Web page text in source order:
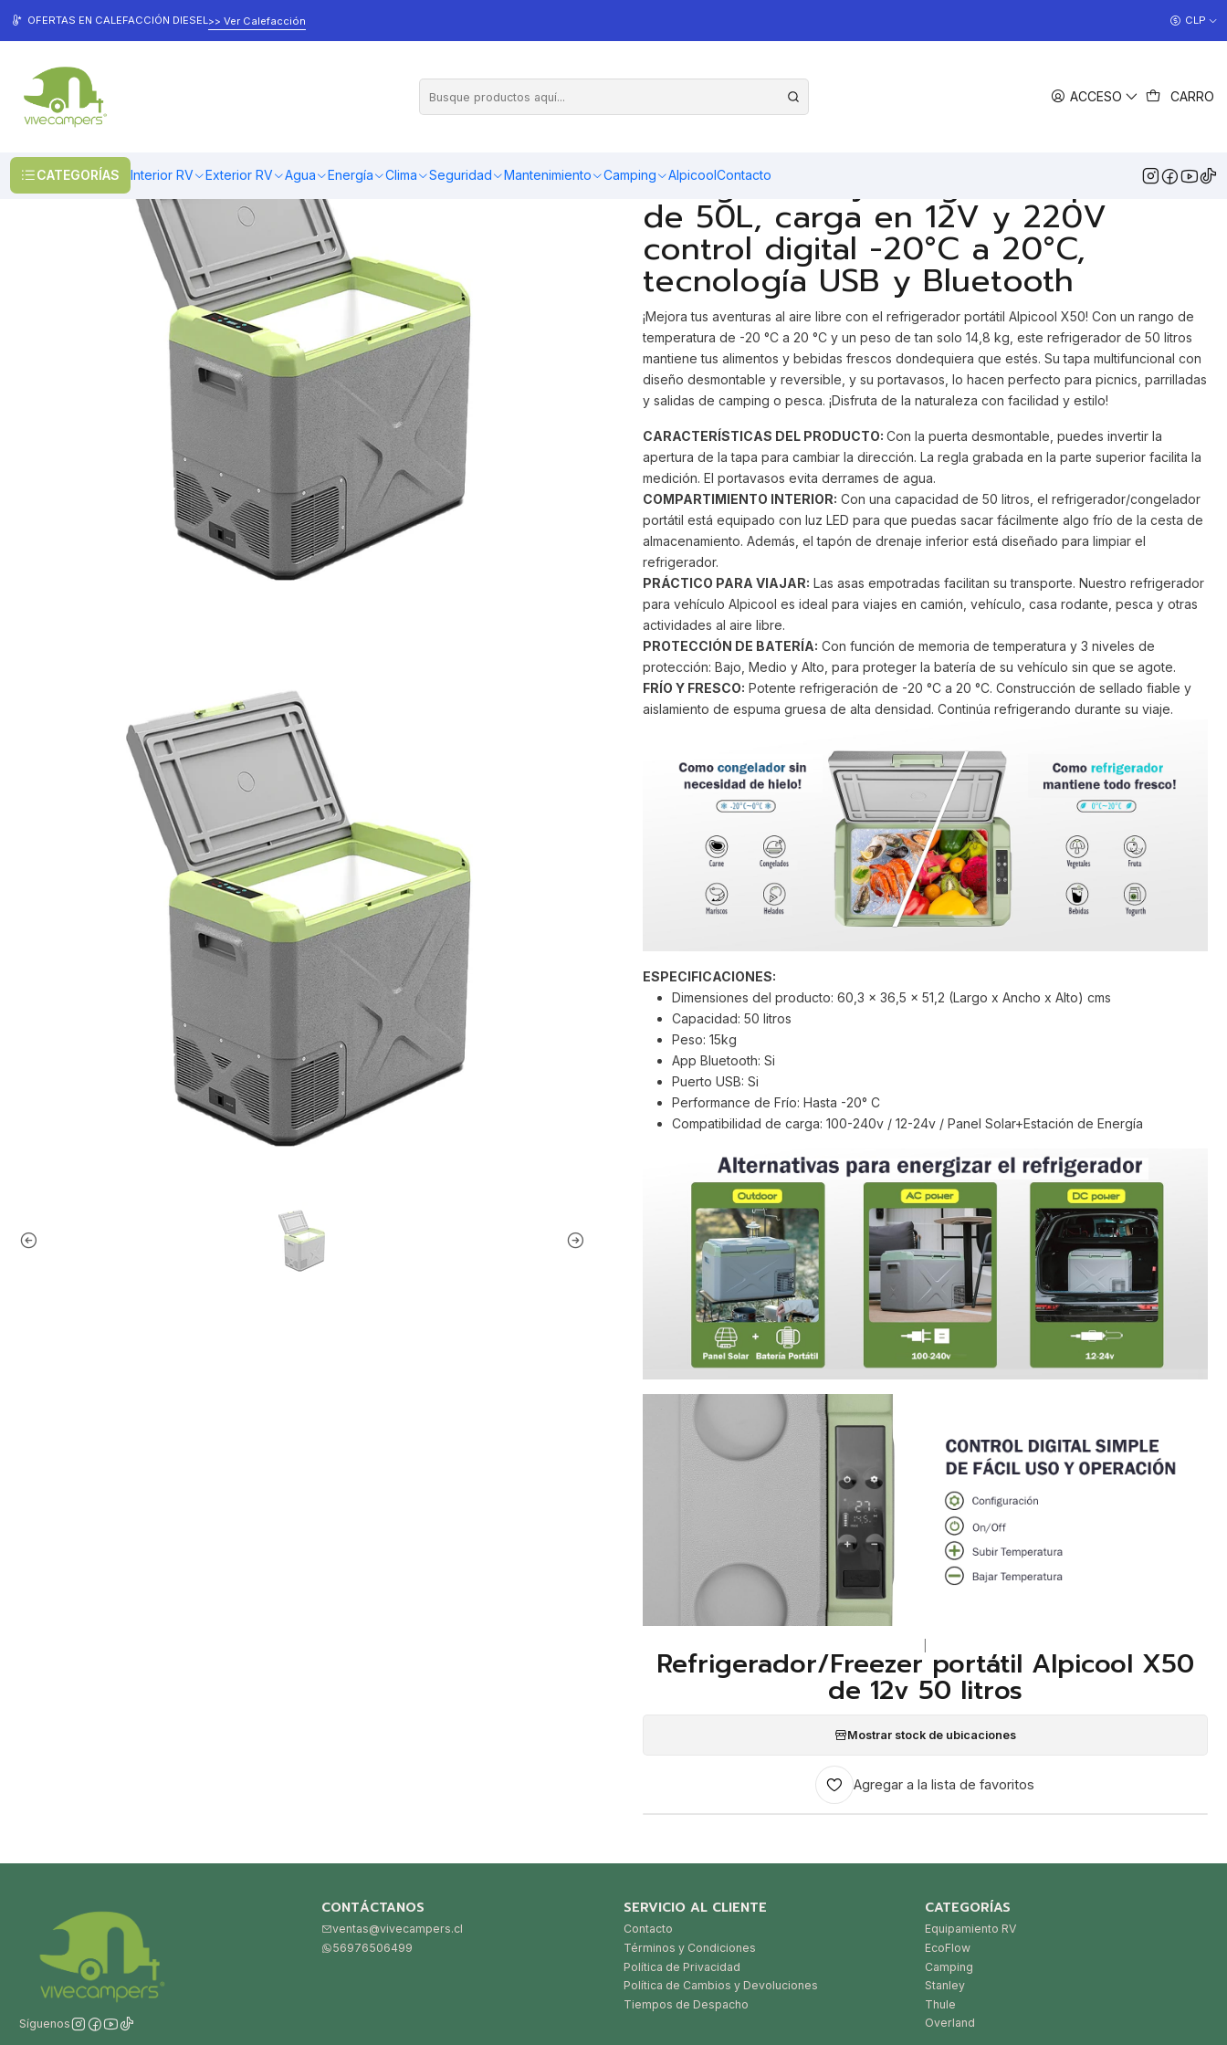
ACCESO CARRO
CATEGORÍAS Interior RV Exterior RV Agua Energía Clima Seguridad Mantenimiento Camping AlpicoolContacto
OFERTAS EN CALEFACCIÓN DIESEL>> Ver Calefacción CLP
Inicio Interior RV Cocina Refrigeradores Refrigerador/Freezer portátil Alpicool X50 de 12v 50 litros
AGREGAR AL CARRO COMPRAR AHORA
Refrigerador y congelador portátil
de 50L, carga en 12V y 220V
control digital -20°C a 20°C,
tecnología USB y Bluetooth
¡Mejora tus aventuras al aire libre con el refrigerador portátil Alpicool X50! Con un rango de
temperatura de -20 °C a 20 °C y un peso de tan solo 14,8 kg, este refrigerador de 50 litros
mantiene tus alimentos y bebidas frescos dondequiera que estés. Su tapa multifuncional con
diseño desmontable y reversible, y su portavasos, lo hacen perfecto para picnics, parrilladas
y salidas de camping o pesca. ¡Disfruta de la naturaleza con facilidad y estilo!
CARACTERÍSTICAS DEL PRODUCTO: Con la puerta desmontable, puedes invertir la
apertura de la tapa para cambiar la dirección. La regla grabada en la parte superior facilita la
medición. El portavasos evita derrames de agua.
COMPARTIMIENTO INTERIOR: Con una capacidad de 50 litros, el refrigerador/congelador
portátil está equipado con luz LED para que puedas sacar fácilmente algo frío de la cesta de
almacenamiento. Además, el tapón de drenaje inferior está diseñado para limpiar el
refrigerador.
PRÁCTICO PARA VIAJAR: Las asas empotradas facilitan su transporte. Nuestro refrigerador
para vehículo Alpicool es ideal para viajes en camión, vehículo, casa rodante, pesca y otras
actividades al aire libre.
PROTECCIÓN DE BATERÍA: Con función de memoria de temperatura y 3 niveles de
protección: Bajo, Medio y Alto, para proteger la batería de su vehículo sin que se agote.
FRÍO Y FRESCO: Potente refrigeración de -20 °C a 20 °C. Construcción de sellado fiable y
aislamiento de espuma gruesa de alta densidad. Continúa refrigerando durante su viaje.
ESPECIFICACIONES:
Dimensiones del producto: 60,3 x 36,5 x 51,2 (Largo x Ancho x Alto) cms
Capacidad: 50 litros
Peso: 15kg
App Bluetooth: Si
Puerto USB: Si
Performance de Frío: Hasta -20° C
Compatibilidad de carga: 100-240v / 12-24v / Panel Solar+Estación de Energía
Refrigerador/Freezer portátil Alpicool X50
de 12v 50 litros
Mostrar stock de ubicaciones
Agregar a la lista de favoritos
Síguenos
CONTÁCTANOS
ventas@vivecampers.cl
56976506499
SERVICIO AL CLIENTE
Contacto
Términos y Condiciones
Política de Privacidad
Política de Cambios y Devoluciones
Tiempos de Despacho
CATEGORÍAS
Equipamiento RV
EcoFlow
Camping
Stanley
Thule
Overland